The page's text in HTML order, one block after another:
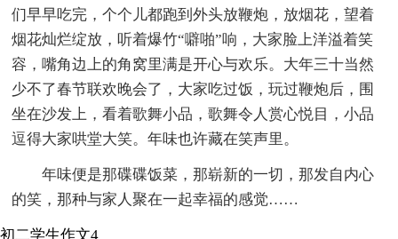
们早早吃完，个个儿都跑到外头放鞭炮，放烟花，望着
烟花灿烂绽放，听着爆竹“噼啪”响，大家脸上洋溢着笑
容，嘴角边上的角窝里满是开心与欢乐。大年三十当然
少不了春节联欢晚会了，大家吃过饭，玩过鞭炮后，围
坐在沙发上，看着歌舞小品，歌舞令人赏心悦目，小品
逗得大家哄堂大笑。年味也许藏在笑声里。
年味便是那碟碟饭菜，那崭新的一切，那发自内心
的笑，那种与家人聚在一起幸福的感觉……
初二学生作文4